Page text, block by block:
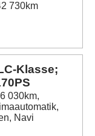
730km
Klasse;
030km,
Navi